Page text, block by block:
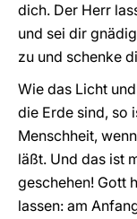
dich. Der Herr
und sei dir
zu und schenke
Wie das Licht
die Erde sind, so
Menschheit,
läßt. Und das ist
geschehen! Gott
lassen: am